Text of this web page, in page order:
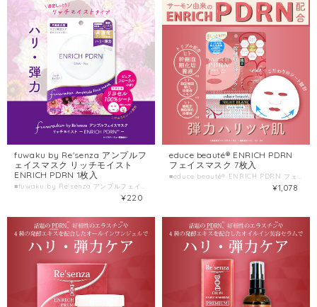
fuwaku by Re'senza アンプルフ
ェイスマスク リッチモイスト
ENRICH PDRN 1枚入
■fuwaku by Re'senza アンプルフェイスマスク リッチモイスト ENRICH PDRN ■種類別名称 シート状フェイスマスク ■容量 1枚入(美容液23mL) ■製造国 日本 ■製造販売元 株式会社HORIZON
¥220
educe beauté® ENRICH PDRN
フェイスマスク 7枚入
■educe beauté® ENRICH PDRN フェイスマスク ■種類別名称 シート状フェイスマスク ■容量 7枚入(美容液120mL) ■製造国 日本 ■製造販売元 株式会社HORIZON
¥1,078